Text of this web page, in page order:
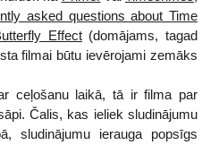
asked questions about Time
Effect(domājams, tagad
filmai būtu ievērojami zemāks
ceļošanu laikā, tā ir filma par
Čalis, kas ieliek sludinājumu
sludinājumu ierauga popsīgs